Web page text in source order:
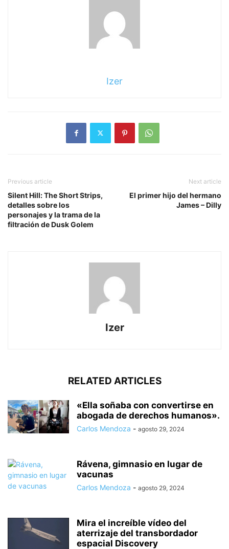
Izer
Previous article
Silent Hill: The Short Strips,
detalles sobre los
personajes y la trama de la
filtración de Dusk Golem
Next article
El primer hijo del hermano
James – Dilly
Izer
RELATED ARTICLES
«Ella soñaba con convertirse en
abogada de derechos humanos».
Carlos Mendoza - agosto 29, 2024
Rávena, gimnasio en lugar de
vacunas
Carlos Mendoza - agosto 29, 2024
Mira el increíble vídeo del
aterrizaje del transbordador
espacial Discovery